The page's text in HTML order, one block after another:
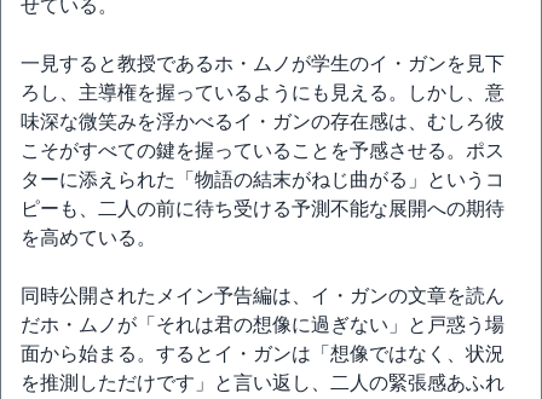
せている。
一見すると教授であるホ・ムノが学生のイ・ガンを見下
ろし、主導権を握っているようにも見える。しかし、意
味深な微笑みを浮かべるイ・ガンの存在感は、むしろ彼
こそがすべての鍵を握っていることを予感させる。ポス
ターに添えられた「物語の結末がねじ曲がる」というコ
ピーも、二人の前に待ち受ける予測不能な展開への期待
を高めている。
同時公開されたメイン予告編は、イ・ガンの文章を読ん
だホ・ムノが「それは君の想像に過ぎない」と戸惑う場
面から始まる。するとイ・ガンは「想像ではなく、状況
を推測しただけです」と言い返し、二人の緊張感あふれ